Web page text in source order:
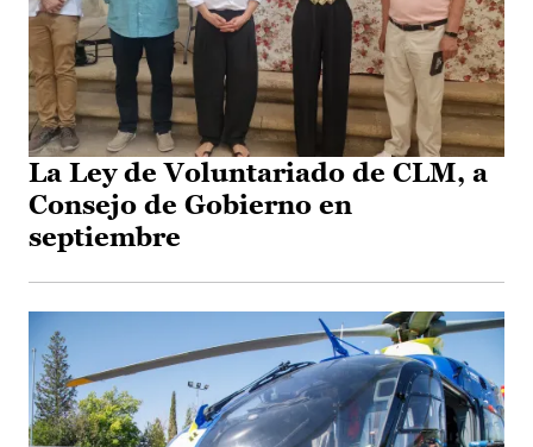
La Ley de Voluntariado de CLM, a
Consejo de Gobierno en
septiembre